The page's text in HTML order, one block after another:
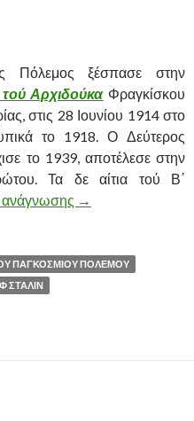
Πόλεμος ξέσπασε στην
ΑρχιδούκαΦραγκίσκου
στις 28 Ιουνίου 1914 στο
το 1918. Ο Δεύτερος
το 1939, αποτέλεσε στην
Τα δε αίτια τού Β΄
ανάγνωσης ΔΕΥΤΕΡΟΣ
→
ΠΑΓΚΟΣΜΙΟΥ ΠΟΛΕΜΟΥ
ΣΤΑΛΙΝ